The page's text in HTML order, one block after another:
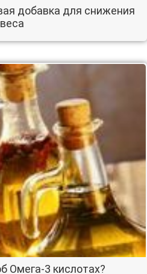
добавка для снижения
веса
Омега-3 кислотах?